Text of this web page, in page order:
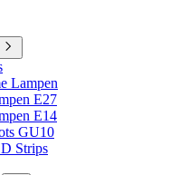
Lampen
E27
E14
GU10
Strips